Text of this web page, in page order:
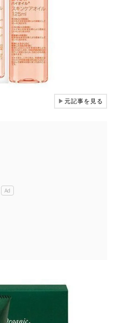
▶元記事を見る